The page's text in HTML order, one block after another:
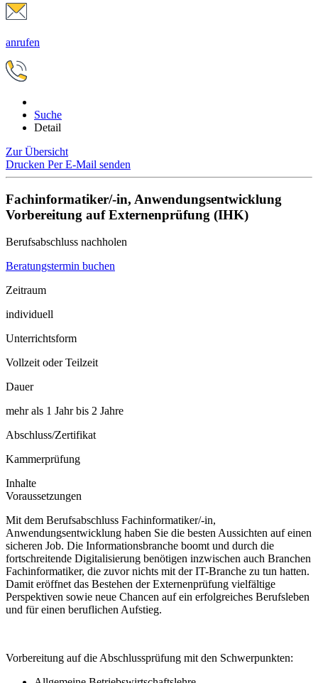
anrufen
Suche
Detail
Zur Übersicht
Drucken Per E-Mail senden
Fachinformatiker/-in, Anwendungsentwicklung
Vorbereitung auf Externenprüfung (IHK)
Berufsabschluss nachholen
Beratungstermin buchen
Zeitraum
individuell
Unterrichtsform
Vollzeit oder Teilzeit
Dauer
mehr als 1 Jahr bis 2 Jahre
Abschluss/Zertifikat
Kammerprüfung
Inhalte
Voraussetzungen
Mit dem Berufsabschluss Fachinformatiker/-in,
Anwendungsentwicklung haben Sie die besten Aussichten auf einen
sicheren Job. Die Informationsbranche boomt und durch die
fortschreitende Digitalisierung benötigen inzwischen auch Branchen
Fachinformatiker, die zuvor nichts mit der IT-Branche zu tun hatten.
Damit eröffnet das Bestehen der Externenprüfung vielfältige
Perspektiven sowie neue Chancen auf ein erfolgreiches Berufsleben
und für einen beruflichen Aufstieg.
Vorbereitung auf die Abschlussprüfung mit den Schwerpunkten: